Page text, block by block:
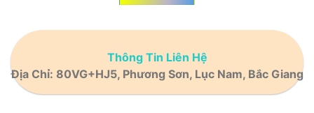
Thông Tin Liên Hệ
Địa Chỉ: 80VG+HJ5, Phương Sơn, Lục Nam, Bắc Giang